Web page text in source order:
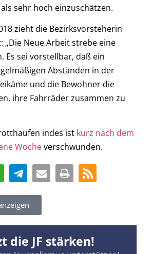
sehr hoch einzuschätzen.
zieht die Bezirksvorsteherin
„Die Neue Arbeit strebe eine
Es sei vorstellbar, daß ein
Abständen in der
und die Bewohner die
ihre Fahrräder zusammen zu
indes ist kurz nach dem
Wocheverschwunden.
die JF stärken!